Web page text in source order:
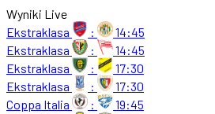
Wyniki Live
Ekstraklasa
:
14:45
Ekstraklasa
:
14:45
Ekstraklasa
:
17:30
Ekstraklasa
:
17:30
Coppa Italia
:
19:45